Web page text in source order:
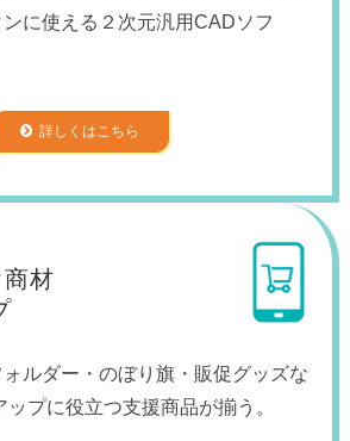
に使える２次元汎用CADソフ
詳しくはこちら
材
ルダー・のぼり旗・販促グッズな
プに役立つ支援商品が揃う。